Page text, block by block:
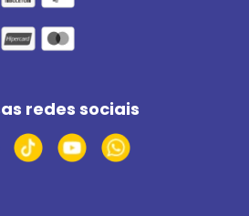
redes sociais